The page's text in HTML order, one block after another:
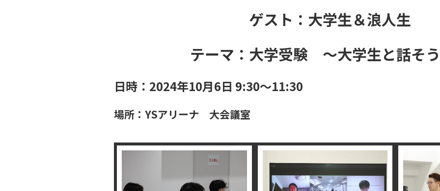
ゲスト：大学生＆浪人生
テーマ：大学受験 〜大学生と話そ
日時：2024年10月6日 9:30〜11:30
場所：YSアリーナ 大会議室